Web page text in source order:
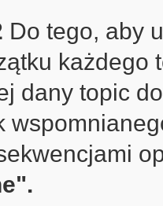
Do tego, aby
każdego
dany topic